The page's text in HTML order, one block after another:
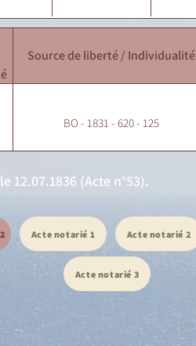
Source de liberté / Individualité
BO - 1831 - 620 - 125
12.07.1836 (Acte n°53).
Acte notarié 1 Acte notarié 2
Acte notarié 3